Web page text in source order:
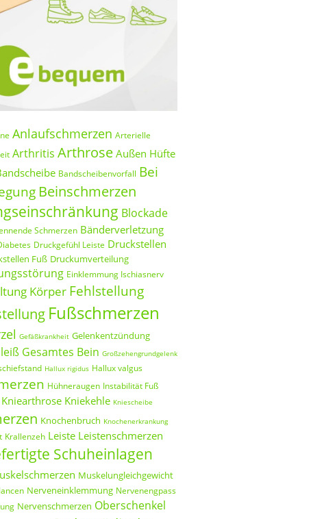
Anlaufschmerzen Arterielle
Arthritis Arthrose Außen Hüfte
Bandscheibenvorfall Bei
Beinschmerzen
Blockade
Schmerzen Bänderverletzung
Druckgefühl Leiste Druckstellen
Fuß Druckumverteilung
Einklemmung Ischiasnerv
Körper Fehlstellung
Fußschmerzen
Gefäßkrankheit Gelenkentzündung
Gesamtes Bein Großzehengrundgelenk
Hallux rigidus Hallux valgus
Hühneraugen Instabilität Fuß
Kniearthrose Kniekehle Kniescheibe
Knochenbruch Knochenerkrankung
Krallenzeh Leiste Leistenschmerzen
Schuheinlagen
Muskelungleichgewicht
Nerveneinklemmung Nervenengpass
Nervenschmerzen Oberschenkel